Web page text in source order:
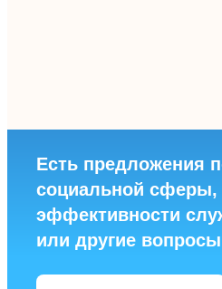
Есть предложения
социальной
эффективности
или другие